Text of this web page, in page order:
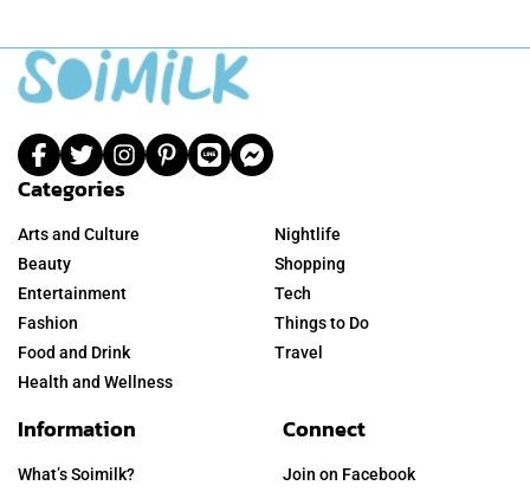
Categories
Arts and Culture
Beauty
Entertainment
Fashion
Food and Drink
Health and Wellness
Nightlife
Shopping
Tech
Things to Do
Travel
Information
What’s Soimilk?
Connect
Join on Facebook